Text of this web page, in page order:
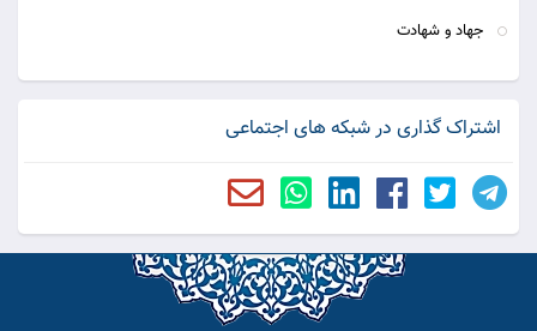
جهاد و شهادت
اشتراک گذاری در شبکه های اجتماعی